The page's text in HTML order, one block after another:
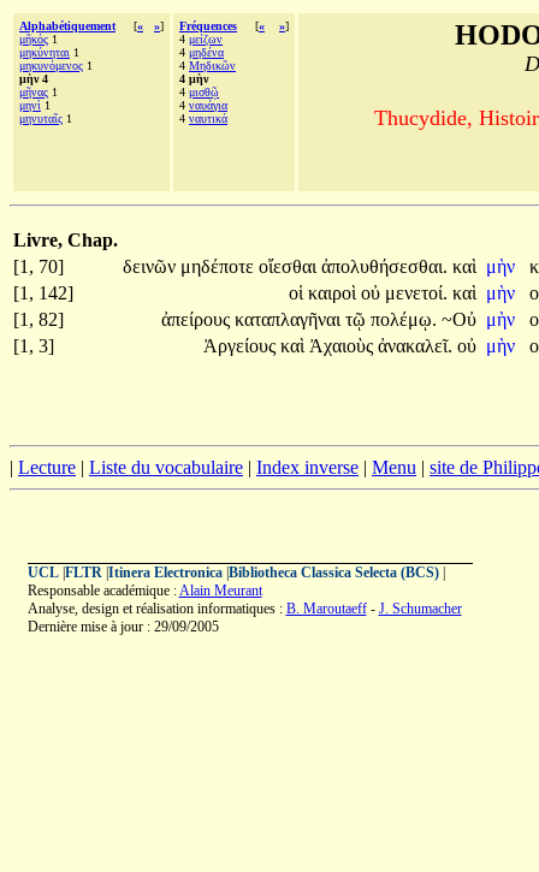
Alphabétiquement [« »]
μῆκός 1
μηκύνηται 1
μηκυνόμενος 1
μὴν 4
μῆνας 1
μηνὶ 1
μηνυταῖς 1
Fréquences [« »]
4 μείζων
4 μηδένα
4 Μηδικῶν
4 μὴν
4 μισθῷ
4 ναυάγια
4 ναυτικά Thucydide,
Livre, Chap.
[1, 70]
δεινῶν μηδέποτε οἴεσθαι ἀπολυθήσεσθαι. καὶ μὴν
[1, 142]
οἱ καιροὶ οὐ μενετοί. καὶ μὴν
[1, 82]
ἀπείρους καταπλαγῆναι τῷ πολέμῳ. ~Οὐ μὴν
[1, 3]
Ἀργείους καὶ Ἀχαιοὺς ἀνακαλεῖ. οὐ μὴν
| Lecture | Liste du vocabulaire | Index inverse | Menu | site de
UCL| FLTR| Itinera Electronica| Bibliotheca Classica Selecta (BCS)|
Responsable académique :Alain Meurant
Analyse, design et réalisation informatiques : B. Maroutaeff- J. Schumacher
Dernière mise à jour : 29/09/2005